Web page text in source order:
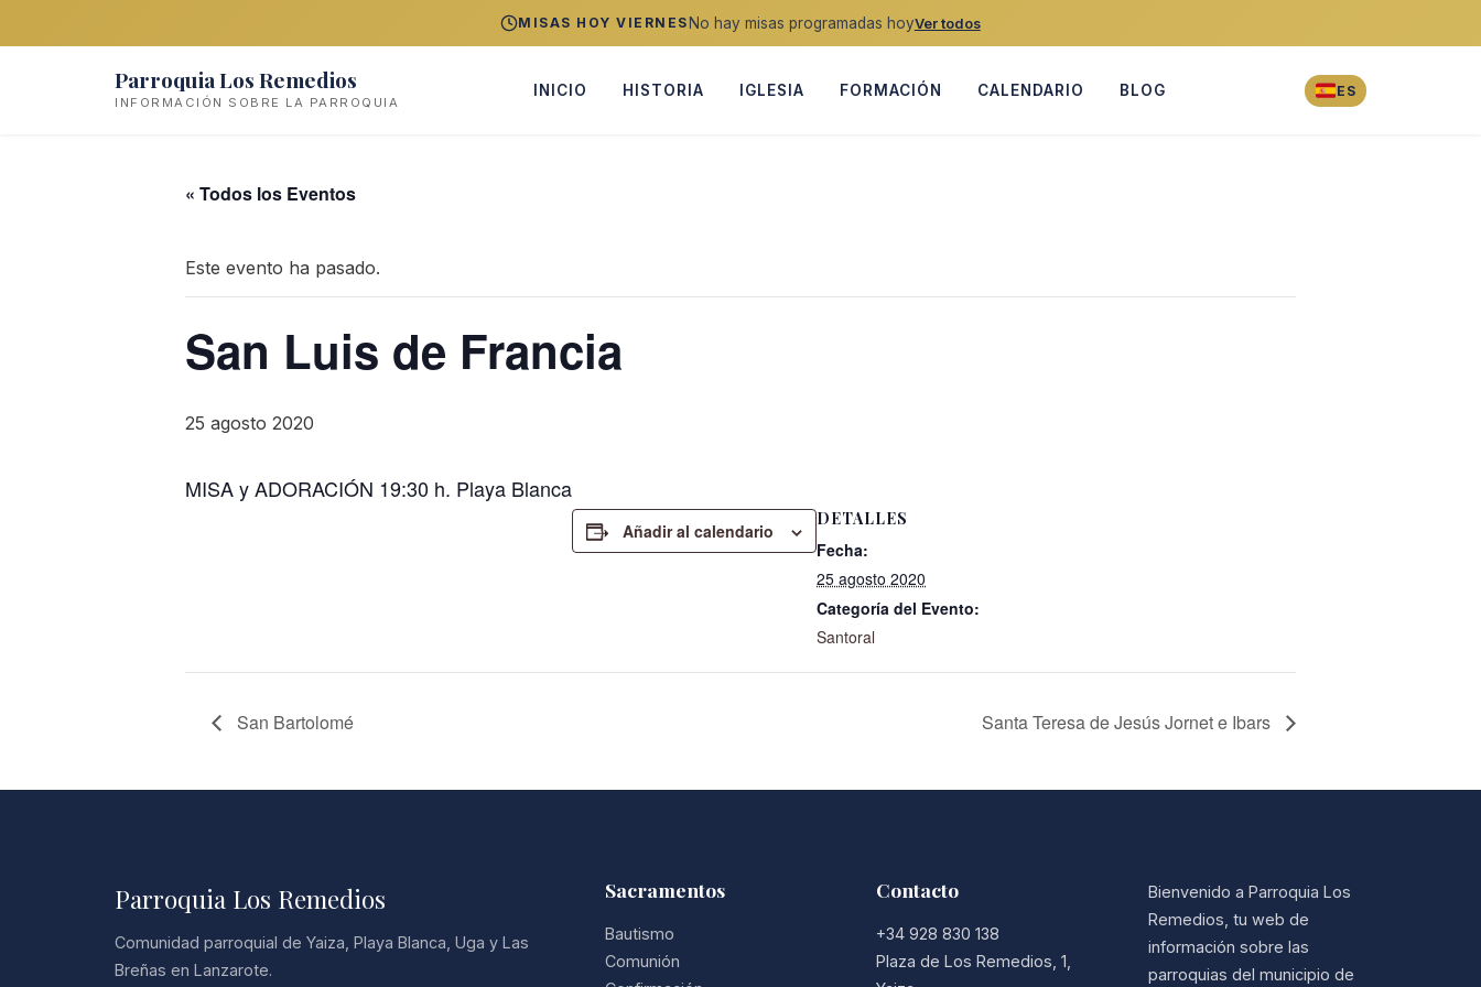
MISAS HOY VIERNESNo hay misas programadas hoyVer todos
Parroquia Los Remedios
INFORMACIÓN SOBRE LA PARROQUIA
INICIO HISTORIA IGLESIA FORMACIÓN CALENDARIO BLOG ES
« Todos los Eventos
Este evento ha pasado.
San Luis de Francia
25 agosto 2020
MISA y ADORACIÓN 19:30 h. Playa Blanca
Añadir al calendario
DETALLES
Fecha:
25 agosto 2020
Categoría del Evento:
Santoral
San Bartolomé Santa Teresa de Jesús Jornet e Ibars
Parroquia Los Remedios
Comunidad parroquial de Yaiza, Playa Blanca, Uga y Las
Breñas en Lanzarote.
Sacramentos
Bautismo
Comunión
Contacto
+34 928 830 138
Plaza de Los Remedios, 1,
Bienvenido a Parroquia Los
Remedios, tu web de
información sobre las
parroquias del municipio de